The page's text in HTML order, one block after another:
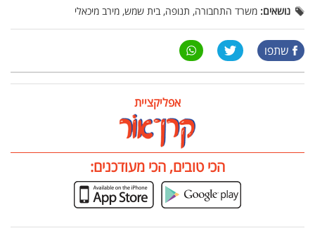
נושאים: משרד התחבורה, תנופה, בית שמש, מירב מיכאלי
שתפו
אפליקציית
הכי טובים, הכי מעודכנים: